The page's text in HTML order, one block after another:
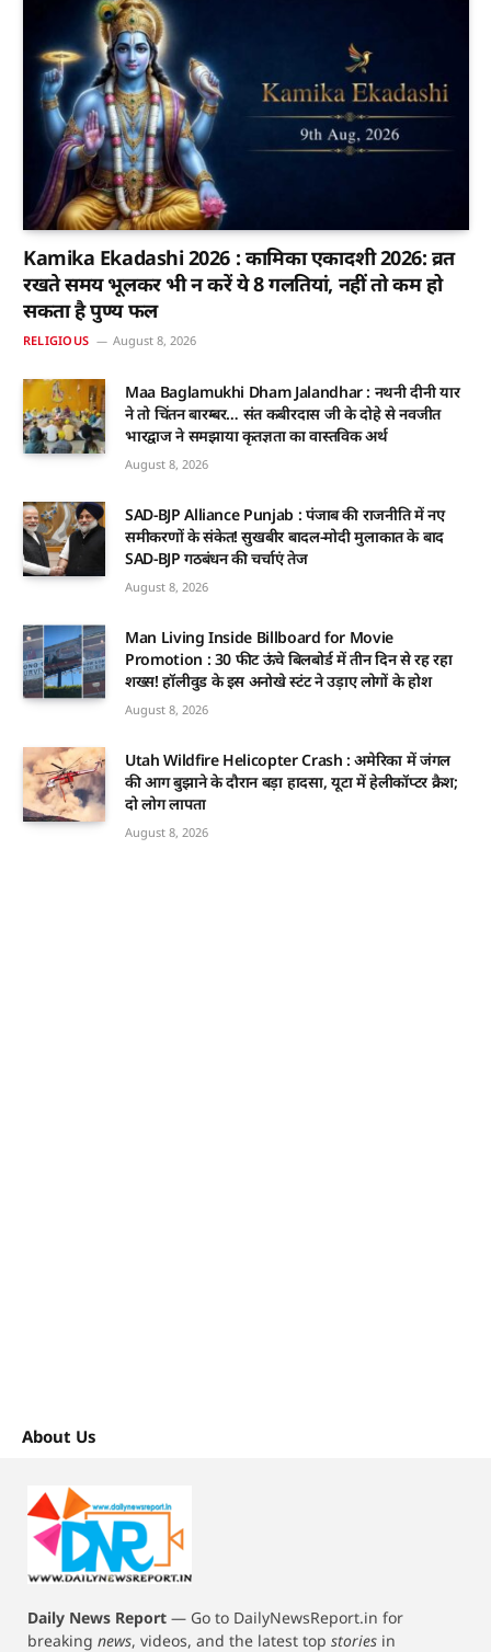
Kamika Ekadashi 2026 : कामिका एकादशी 2026: व्रत
रखते समय भूलकर भी न करें ये 8 गलतियां, नहीं तो कम हो
सकता है पुण्य फल
RELIGIOUS August 8, 2026
Maa Baglamukhi Dham Jalandhar : नथनी दीनी यार
ने तो चिंतन बारम्बर… संत कबीरदास जी के दोहे से नवजीत
भारद्वाज ने समझाया कृतज्ञता का वास्तविक अर्थ
August 8, 2026
SAD-BJP Alliance Punjab : पंजाब की राजनीति में नए
समीकरणों के संकेत! सुखबीर बादल-मोदी मुलाकात के बाद
SAD-BJP गठबंधन की चर्चाएं तेज
August 8, 2026
Man Living Inside Billboard for Movie
Promotion : 30 फीट ऊंचे बिलबोर्ड में तीन दिन से रह रहा
शख्स! हॉलीवुड के इस अनोखे स्टंट ने उड़ाए लोगों के होश
August 8, 2026
Utah Wildfire Helicopter Crash : अमेरिका में जंगल
की आग बुझाने के दौरान बड़ा हादसा, यूटा में हेलीकॉप्टर क्रैश;
दो लोग लापता
August 8, 2026
About Us
Daily News Report — Go to DailyNewsReport.in for
breaking news, videos, and the latest top stories in